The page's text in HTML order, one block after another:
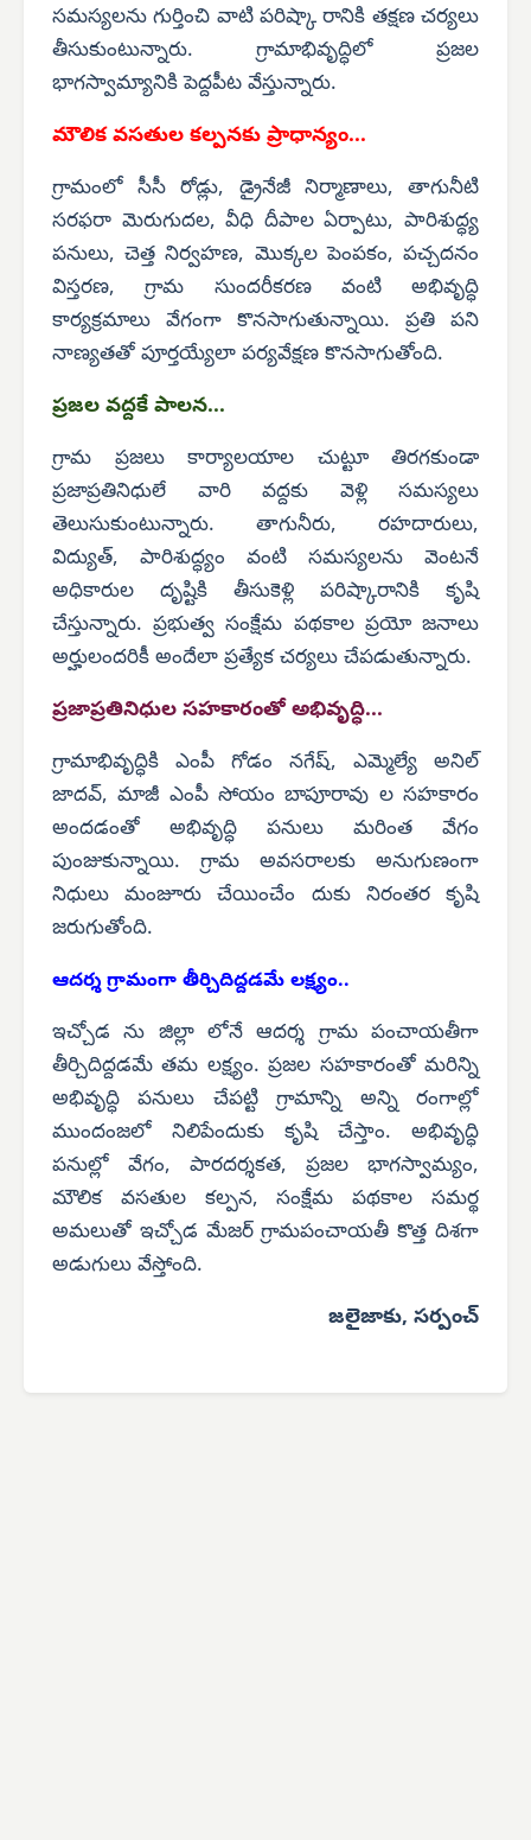
సమస్యలను గుర్తించి వాటి పరిష్కా రానికి తక్షణ చర్యలు
తీసుకుంటున్నారు. గ్రామాభివృద్ధిలో ప్రజల
భాగస్వామ్యానికి పెద్దపీట వేస్తున్నారు.
మౌలిక వసతుల కల్పనకు ప్రాధాన్యం...
గ్రామంలో సీసీ రోడ్లు, డ్రైనేజీ నిర్మాణాలు, తాగునీటి
సరఫరా మెరుగుదల, వీధి దీపాల ఏర్పాటు, పారిశుద్ధ్య
పనులు, చెత్త నిర్వహణ, మొక్కల పెంపకం, పచ్చదనం
విస్తరణ, గ్రామ సుందరీకరణ వంటి అభివృద్ధి
కార్యక్రమాలు వేగంగా కొనసాగుతున్నాయి. ప్రతి పని
నాణ్యతతో పూర్తయ్యేలా పర్యవేక్షణ కొనసాగుతోంది.
ప్రజల వద్దకే పాలన...
గ్రామ ప్రజలు కార్యాలయాల చుట్టూ తిరగకుండా
ప్రజాప్రతినిధులే వారి వద్దకు వెళ్లి సమస్యలు
తెలుసుకుంటున్నారు. తాగునీరు, రహదారులు,
విద్యుత్, పారిశుద్ధ్యం వంటి సమస్యలను వెంటనే
అధికారుల దృష్టికి తీసుకెళ్లి పరిష్కారానికి కృషి
చేస్తున్నారు. ప్రభుత్వ సంక్షేమ పథకాల ప్రయో జనాలు
అర్హులందరికీ అందేలా ప్రత్యేక చర్యలు చేపడుతున్నారు.
ప్రజాప్రతినిధుల సహకారంతో అభివృద్ధి...
గ్రామాభివృద్ధికి ఎంపీ గోడం నగేష్, ఎమ్మెల్యే అనిల్
జాదవ్, మాజీ ఎంపీ సోయం బాపూరావు ల సహకారం
అందడంతో అభివృద్ధి పనులు మరింత వేగం
పుంజుకున్నాయి. గ్రామ అవసరాలకు అనుగుణంగా
నిధులు మంజూరు చేయించేం దుకు నిరంతర కృషి
జరుగుతోంది.
ఆదర్శ గ్రామంగా తీర్చిదిద్దడమే లక్ష్యం..
ఇచ్చోడ ను జిల్లా లోనే ఆదర్శ గ్రామ పంచాయతీగా
తీర్చిదిద్దడమే తమ లక్ష్యం. ప్రజల సహకారంతో మరిన్ని
అభివృద్ధి పనులు చేపట్టి గ్రామాన్ని అన్ని రంగాల్లో
ముందంజలో నిలిపేందుకు కృషి చేస్తాం. అభివృద్ధి
పనుల్లో వేగం, పారదర్శకత, ప్రజల భాగస్వామ్యం,
మౌలిక వసతుల కల్పన, సంక్షేమ పథకాల సమర్థ
అమలుతో ఇచ్చోడ మేజర్ గ్రామపంచాయతీ కొత్త దిశగా
అడుగులు వేస్తోంది.
జలైజాకు, సర్పంచ్